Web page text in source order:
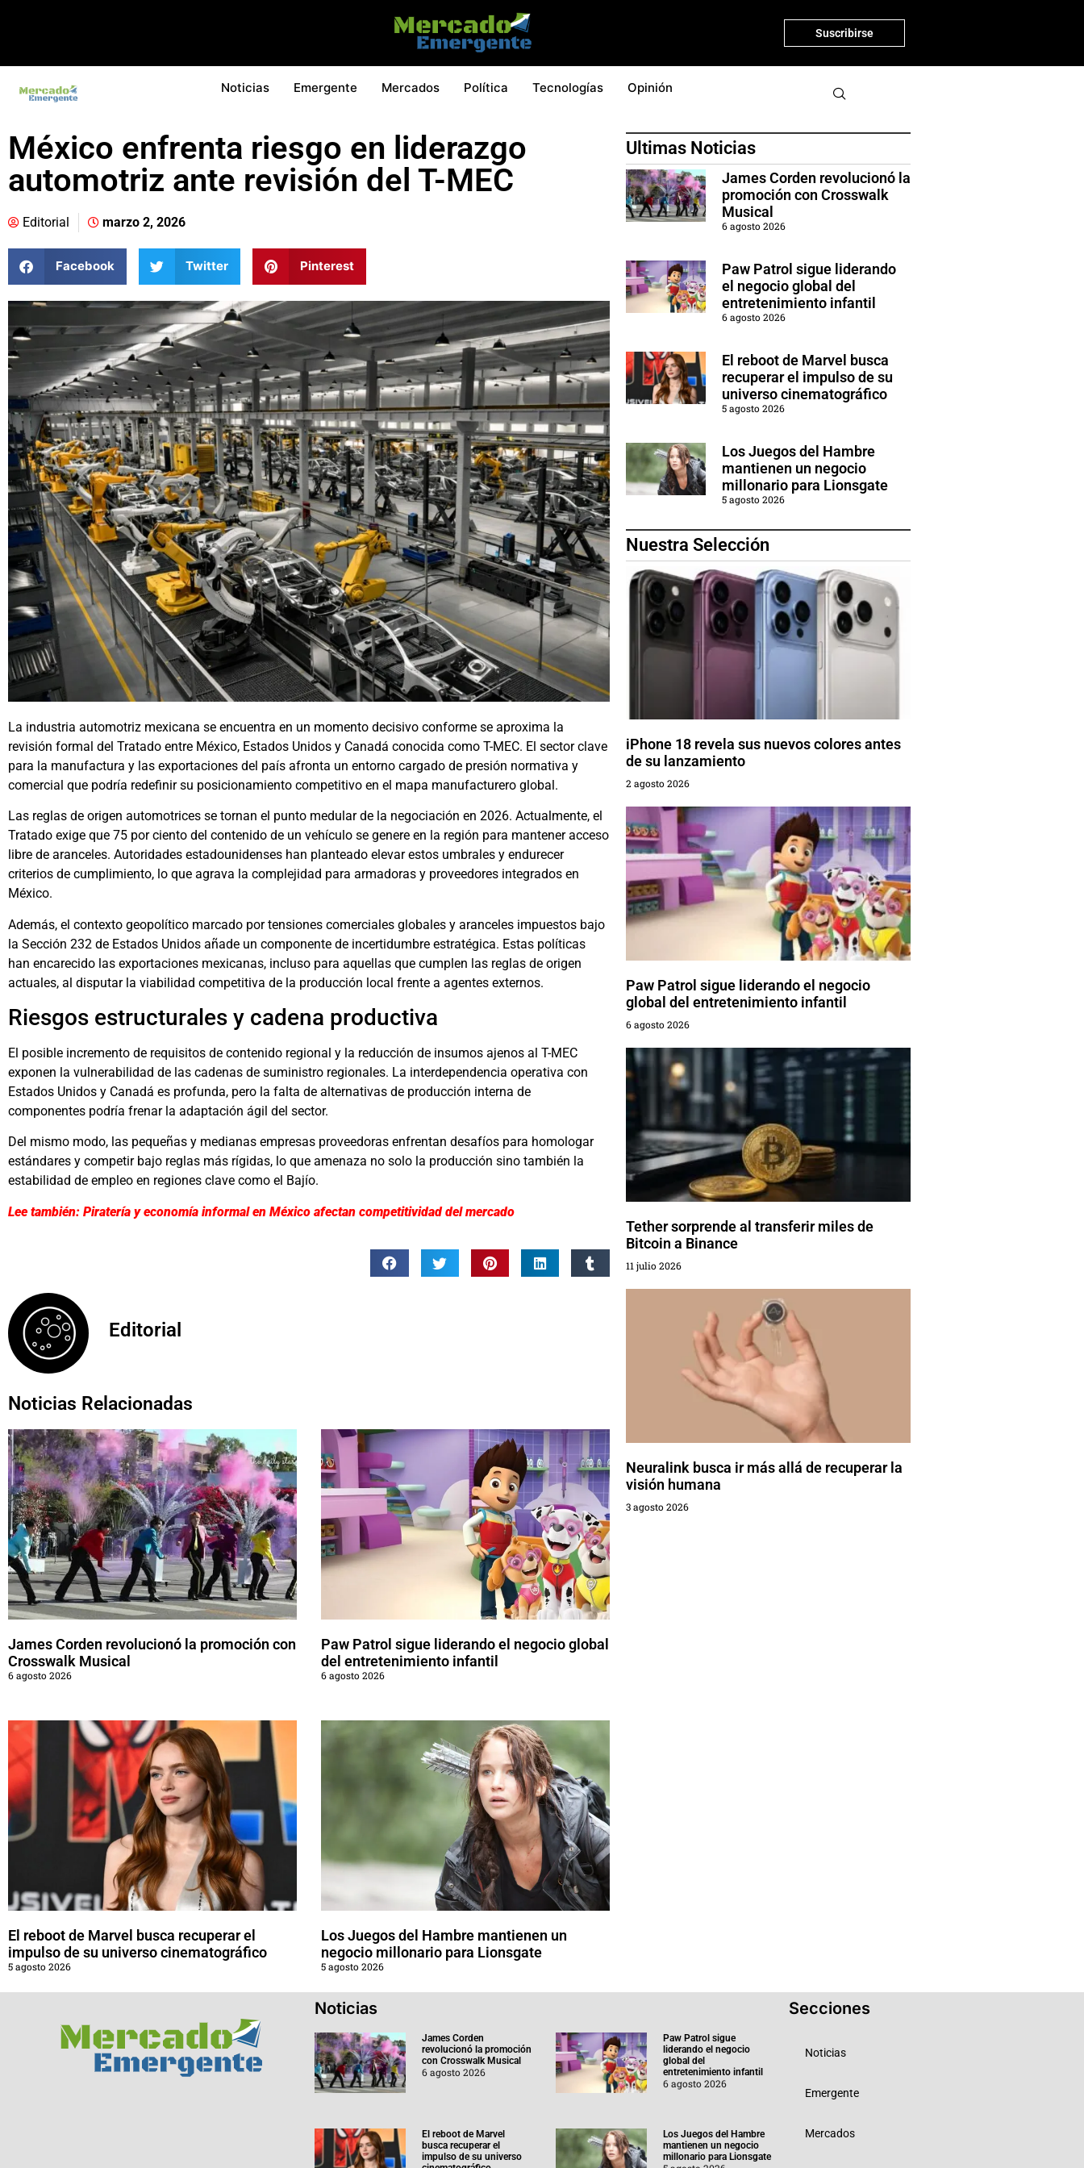
Suscribirse
Noticias Emergente Mercados Política Tecnologías Opinión
México enfrenta riesgo en liderazgo
automotriz ante revisión del T-MEC
Editorial marzo 2, 2026
Facebook Twitter Pinterest
La industria automotriz mexicana se encuentra en un momento decisivo conforme se aproxima la
revisión formal del Tratado entre México, Estados Unidos y Canadá conocida como T-MEC. El sector clave
para la manufactura y las exportaciones del país afronta un entorno cargado de presión normativa y
comercial que podría redefinir su posicionamiento competitivo en el mapa manufacturero global.
Las reglas de origen automotrices se tornan el punto medular de la negociación en 2026. Actualmente, el
Tratado exige que 75 por ciento del contenido de un vehículo se genere en la región para mantener acceso
libre de aranceles. Autoridades estadounidenses han planteado elevar estos umbrales y endurecer
criterios de cumplimiento, lo que agrava la complejidad para armadoras y proveedores integrados en
México.
Además, el contexto geopolítico marcado por tensiones comerciales globales y aranceles impuestos bajo
la Sección 232 de Estados Unidos añade un componente de incertidumbre estratégica. Estas políticas
han encarecido las exportaciones mexicanas, incluso para aquellas que cumplen las reglas de origen
actuales, al disputar la viabilidad competitiva de la producción local frente a agentes externos.
Riesgos estructurales y cadena productiva
El posible incremento de requisitos de contenido regional y la reducción de insumos ajenos al T-MEC
exponen la vulnerabilidad de las cadenas de suministro regionales. La interdependencia operativa con
Estados Unidos y Canadá es profunda, pero la falta de alternativas de producción interna de
componentes podría frenar la adaptación ágil del sector.
Del mismo modo, las pequeñas y medianas empresas proveedoras enfrentan desafíos para homologar
estándares y competir bajo reglas más rígidas, lo que amenaza no solo la producción sino también la
estabilidad de empleo en regiones clave como el Bajío.
Lee también: Piratería y economía informal en México afectan competitividad del mercado
Editorial
Noticias Relacionadas
James Corden revolucionó la promoción con
Crosswalk Musical
6 agosto 2026
Paw Patrol sigue liderando el negocio global
del entretenimiento infantil
6 agosto 2026
El reboot de Marvel busca recuperar el
impulso de su universo cinematográfico
5 agosto 2026
Los Juegos del Hambre mantienen un
negocio millonario para Lionsgate
5 agosto 2026
Ultimas Noticias
James Corden revolucionó la
promoción con Crosswalk
Musical
6 agosto 2026
Paw Patrol sigue liderando
el negocio global del
entretenimiento infantil
6 agosto 2026
El reboot de Marvel busca
recuperar el impulso de su
universo cinematográfico
5 agosto 2026
Los Juegos del Hambre
mantienen un negocio
millonario para Lionsgate
5 agosto 2026
Nuestra Selección
iPhone 18 revela sus nuevos colores antes
de su lanzamiento
2 agosto 2026
Paw Patrol sigue liderando el negocio
global del entretenimiento infantil
6 agosto 2026
Tether sorprende al transferir miles de
Bitcoin a Binance
11 julio 2026
Neuralink busca ir más allá de recuperar la
visión humana
3 agosto 2026
Noticias
James Corden
revolucionó la promoción
con Crosswalk Musical
6 agosto 2026
Paw Patrol sigue
liderando el negocio
global del
entretenimiento infantil
6 agosto 2026
El reboot de Marvel
busca recuperar el
impulso de su universo
Los Juegos del Hambre
mantienen un negocio
millonario para Lionsgate
Secciones
Noticias
Emergente
Mercados